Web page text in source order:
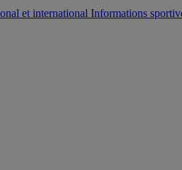
Informations